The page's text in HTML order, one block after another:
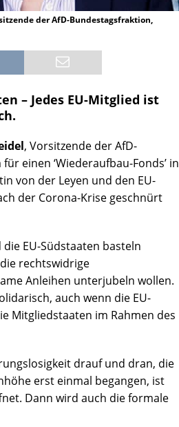
der AfD-Bundestagsfraktion,
– Jedes EU-Mitglied ist
, Vorsitzende der AfD-
einen ‘Wiederaufbau-Fonds’ in
von der Leyen und den EU-
der Corona-Krise geschnürt
EU-Südstaaten basteln
rechtswidrige
Anleihen unterjubeln wollen.
auch wenn die EU-
Mitgliedstaaten im Rahmen des
drauf und dran, die
erst einmal begangen, ist
Dann wird auch die formale